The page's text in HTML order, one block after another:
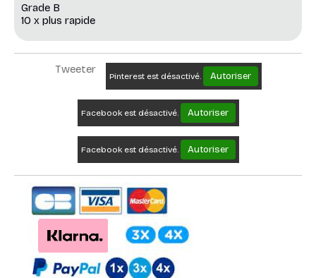
Grade B
10 x plus rapide
Tweeter
Pinterest est désactivé. Autoriser
Facebook est désactivé. Autoriser
Facebook est désactivé. Autoriser